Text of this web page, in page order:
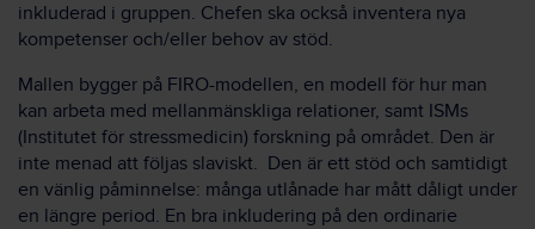
inkluderad i gruppen. Chefen ska också inventera nya
kompetenser och/eller behov av stöd.
Mallen bygger på FIRO-modellen, en modell för hur man
kan arbeta med mellanmänskliga relationer, samt ISMs
(Institutet för stressmedicin) forskning på området. Den är
inte menad att följas slaviskt. Den är ett stöd och samtidigt
en vänlig påminnelse: många utlånade har mått dåligt under
en längre period. En bra inkludering på den ordinarie